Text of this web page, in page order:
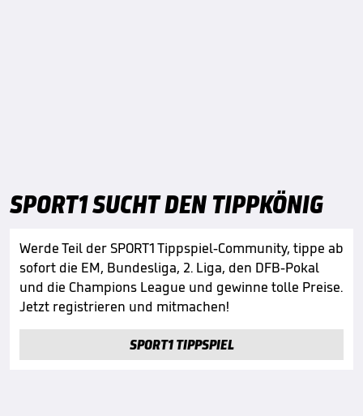
SPORT1 SUCHT DEN TIPPKÖNIG
Werde Teil der SPORT1 Tippspiel-Community, tippe ab
sofort die EM, Bundesliga, 2. Liga, den DFB-Pokal
und die Champions League und gewinne tolle Preise.
Jetzt registrieren und mitmachen!
SPORT1 TIPPSPIEL